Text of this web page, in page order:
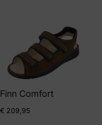
Finn Comfort
€ 209,95